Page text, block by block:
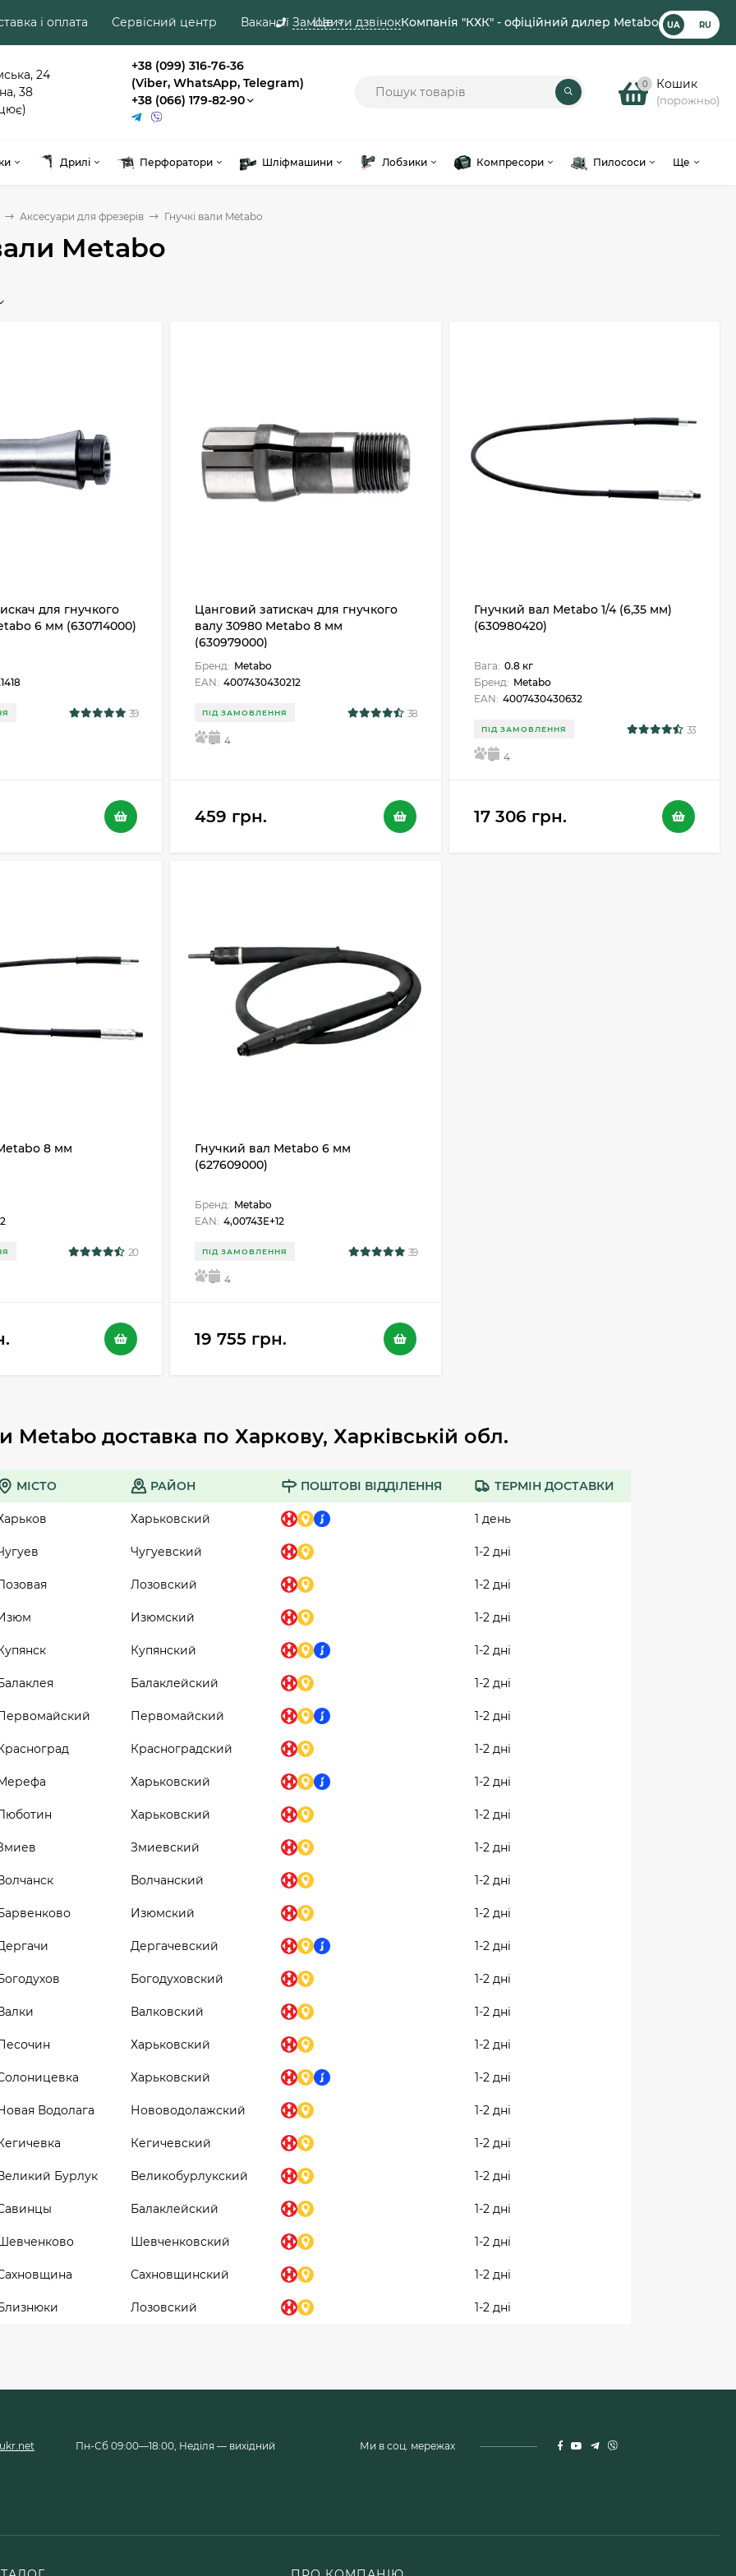
Замовити дзвінокКомпанія "КХК" - офіційний дилер Metabo UA RU
і оплата Сервісний центр Вакансії Ще
24
38
+38 (099) 316-76-36
(Viber, WhatsApp, Telegram)
+38 (066) 179-82-90
0 Кошик
(порожньо)
Дрилі Перфоратори Шліфмашини Лобзики Компресори Пилососи Ще
Аксесуари для фрезерів Гнучкі вали Metabo
Metabo
для гнучкого
6 мм (630714000)
39
Цанговий затискач для гнучкого
валу 30980 Metabo 8 мм
(630979000)
Бренд: Metabo
EAN: 4007430430212
ПІД ЗАМОВЛЕННЯ 38
5 4
459 грн.
Гнучкий вал Metabo 1/4 (6,35 мм)
(630980420)
Вага: 0.8 кг
Бренд: Metabo
EAN: 4007430430632
ПІД ЗАМОВЛЕННЯ 33
5 4
17 306 грн.
8 мм
20
Гнучкий вал Metabo 6 мм
(627609000)
Бренд: Metabo
EAN: 4,00743E+12
ПІД ЗАМОВЛЕННЯ 39
5 4
19 755 грн.
Metabo доставка по Харкову, Харківській обл.
МІСТО РАЙОН ПОШТОВІ ВІДДІЛЕННЯ ТЕРМІН ДОСТАВКИ
Харьковский 1 день
Чугуевский 1-2 дні
Лозовский 1-2 дні
Изюмский 1-2 дні
Купянский 1-2 дні
Балаклейский 1-2 дні
Первомайский 1-2 дні
Красноградский 1-2 дні
Харьковский 1-2 дні
Харьковский 1-2 дні
Змиевский 1-2 дні
Волчанский 1-2 дні
Изюмский 1-2 дні
Дергачевский 1-2 дні
Богодуховский 1-2 дні
Валковский 1-2 дні
Харьковский 1-2 дні
Харьковский 1-2 дні
Водолага Нововодолажский 1-2 дні
Кегичевский 1-2 дні
Бурлук Великобурлукский 1-2 дні
Балаклейский 1-2 дні
Шевченковский 1-2 дні
Сахновщинский 1-2 дні
Лозовский 1-2 дні
Пн-Сб 09:00—18:00, Неділя — вихідний Ми в соц. мережах